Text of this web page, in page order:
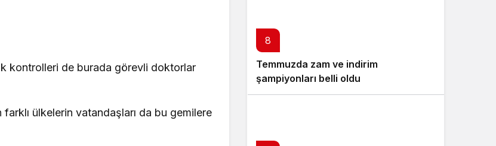
kontrolleri de burada görevli doktorlar
ülkelerin vatandaşları da bu gemilere
8
Temmuzda zam ve indirim
şampiyonları belli oldu